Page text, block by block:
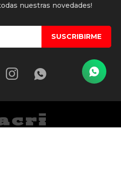
nuestras novedades!
SUSCRIBIRME
 